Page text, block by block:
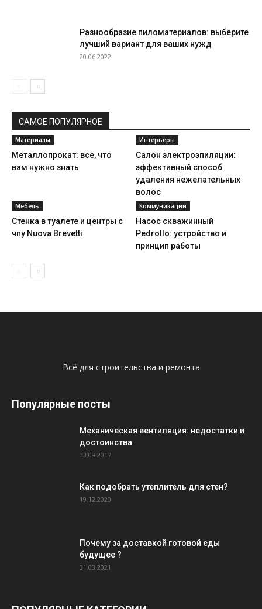
Разнообразие пиломатериалов: выберите
лучший вариант для ваших нужд
20.06.2022
САМОЕ ПОПУЛЯРНОЕ
Материалы
Металлопрокат: все, что
вам нужно знать
Интерьеры
Салон электроэпиляции:
эффективный способ
удаления нежелательных
волос
Мебель
Стенка в туалете и центры с
чпу Nuova Brevetti
Коммуникации
Насос скважинный
Pedrollo: устройство и
принцип работы
Всё для строительства и ремонта
Популярные посты
Механическая вентиляция: недостатки и
достоинства
03.09.2017
Как подобрать утеплитель для стен?
19.12.2020
Почему за доставкой готовой еды
будущее ?
31.03.2021